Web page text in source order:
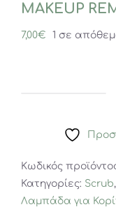
MAKEUP
7,00€ 1 σε
3x
MAKEUP
REMOVER
Κωδικός
Κατηγορίες: Scrub,
Λαμπάδα για